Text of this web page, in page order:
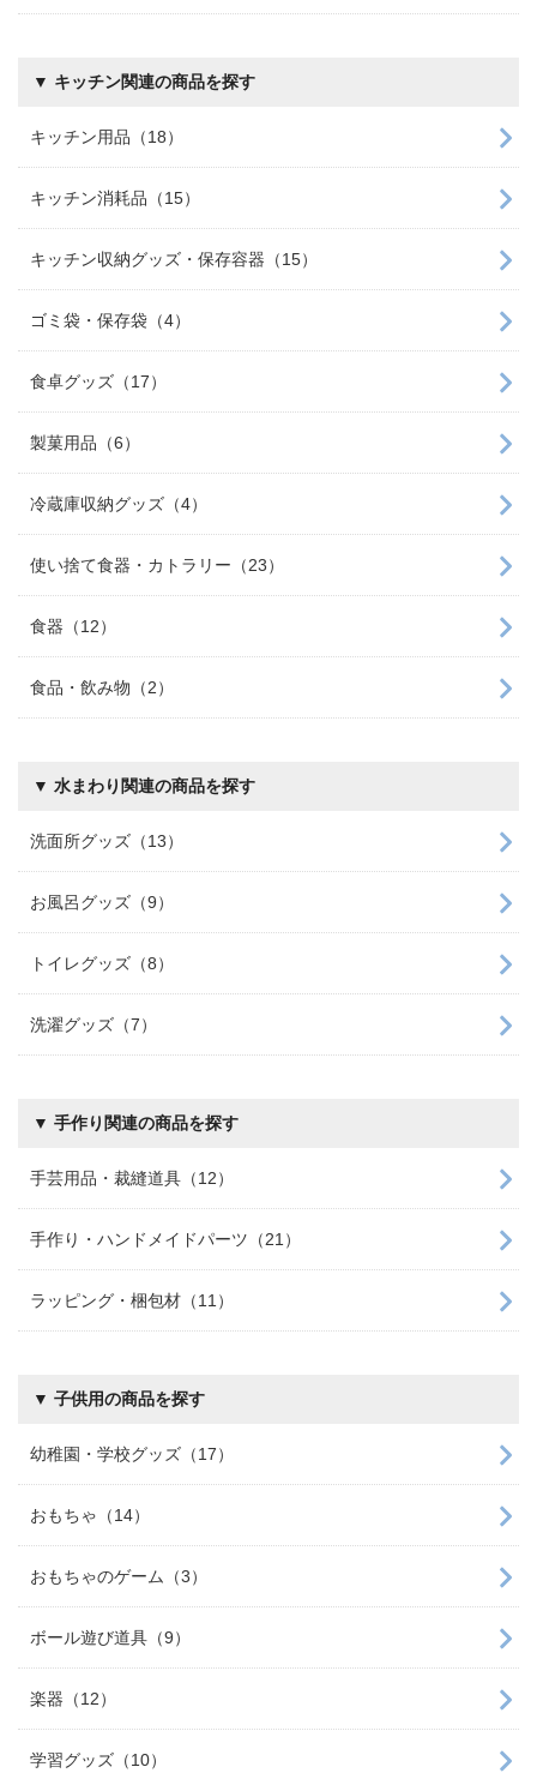
▼ キッチン関連の商品を探す
キッチン用品（18）
キッチン消耗品（15）
キッチン収納グッズ・保存容器（15）
ゴミ袋・保存袋（4）
食卓グッズ（17）
製菓用品（6）
冷蔵庫収納グッズ（4）
使い捨て食器・カトラリー（23）
食器（12）
食品・飲み物（2）
▼ 水まわり関連の商品を探す
洗面所グッズ（13）
お風呂グッズ（9）
トイレグッズ（8）
洗濯グッズ（7）
▼ 手作り関連の商品を探す
手芸用品・裁縫道具（12）
手作り・ハンドメイドパーツ（21）
ラッピング・梱包材（11）
▼ 子供用の商品を探す
幼稚園・学校グッズ（17）
おもちゃ（14）
おもちゃのゲーム（3）
ボール遊び道具（9）
楽器（12）
学習グッズ（10）